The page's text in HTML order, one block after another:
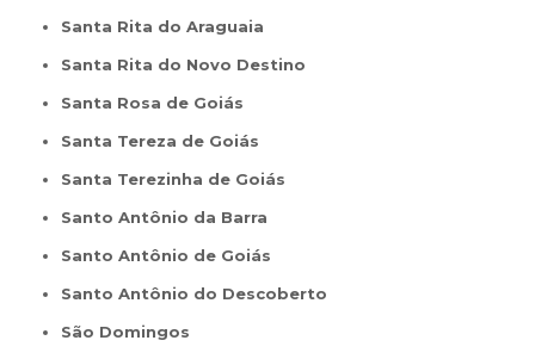
Santa Rita do Araguaia
Santa Rita do Novo Destino
Santa Rosa de Goiás
Santa Tereza de Goiás
Santa Terezinha de Goiás
Santo Antônio da Barra
Santo Antônio de Goiás
Santo Antônio do Descoberto
São Domingos